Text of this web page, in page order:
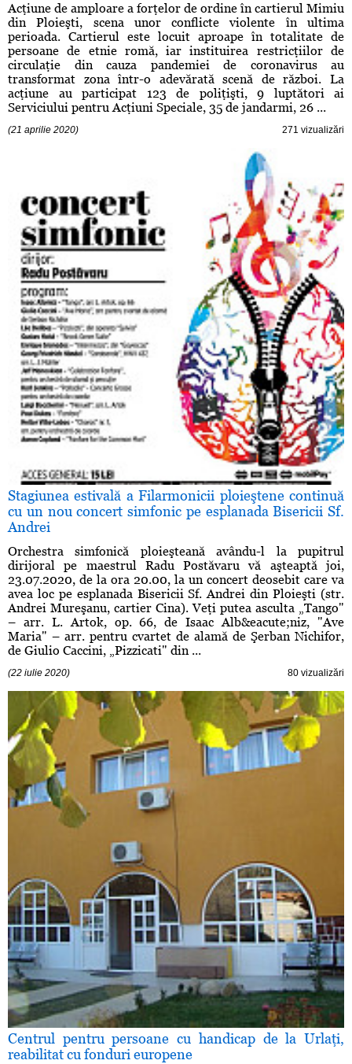
Acţiune de amploare a forţelor de ordine în cartierul Mimiu
din Ploieşti, scena unor conflicte violente în ultima
perioada. Cartierul este locuit aproape în totalitate de
persoane de etnie romă, iar instituirea restricţiilor de
circulaţie din cauza pandemiei de coronavirus au
transformat zona într-o adevărată scenă de război. La
acţiune au participat 123 de poliţişti, 9 luptători ai
Serviciului pentru Acţiuni Speciale, 35 de jandarmi, 26 ...
(21 aprilie 2020) 271 vizualizări
Stagiunea estivală a Filarmonicii ploieştene continuă
cu un nou concert simfonic pe esplanada Bisericii Sf.
Andrei
Orchestra simfonică ploieşteană avându-l la pupitrul
dirijoral pe maestrul Radu Postăvaru vă aşteaptă joi,
23.07.2020, de la ora 20.00, la un concert deosebit care va
avea loc pe esplanada Bisericii Sf. Andrei din Ploieşti (str.
Andrei Mureşanu, cartier Cina). Veţi putea asculta „Tango"
– arr. L. Artok, op. 66, de Isaac Alb&eacute;niz, "Ave
Maria" – arr. pentru cvartet de alamă de Şerban Nichifor,
de Giulio Caccini, „Pizzicati" din ...
(22 iulie 2020) 80 vizualizări
Centrul pentru persoane cu handicap de la Urlaţi,
reabilitat cu fonduri europene